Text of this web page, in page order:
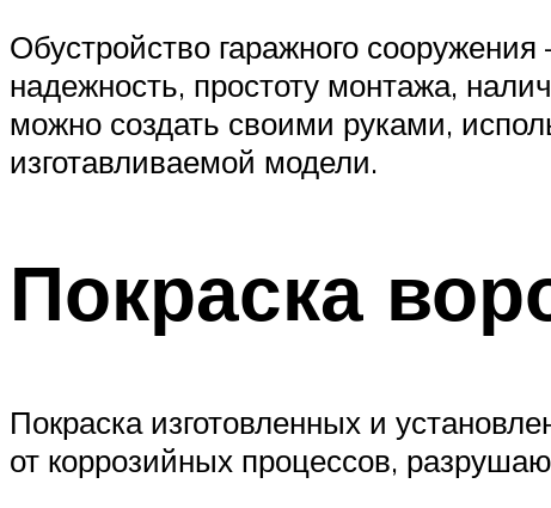
Обустройство гаражного
надежность, простоту монтажа,
можно создать своими руками,
изготавливаемой модели.
Покраска
Покраска изготовленных и
от коррозийных процессов,